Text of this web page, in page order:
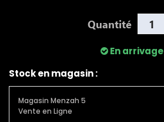
Quantité
En arrivage
Stock en magasin :
Magasin Menzah 5
Vente en Ligne